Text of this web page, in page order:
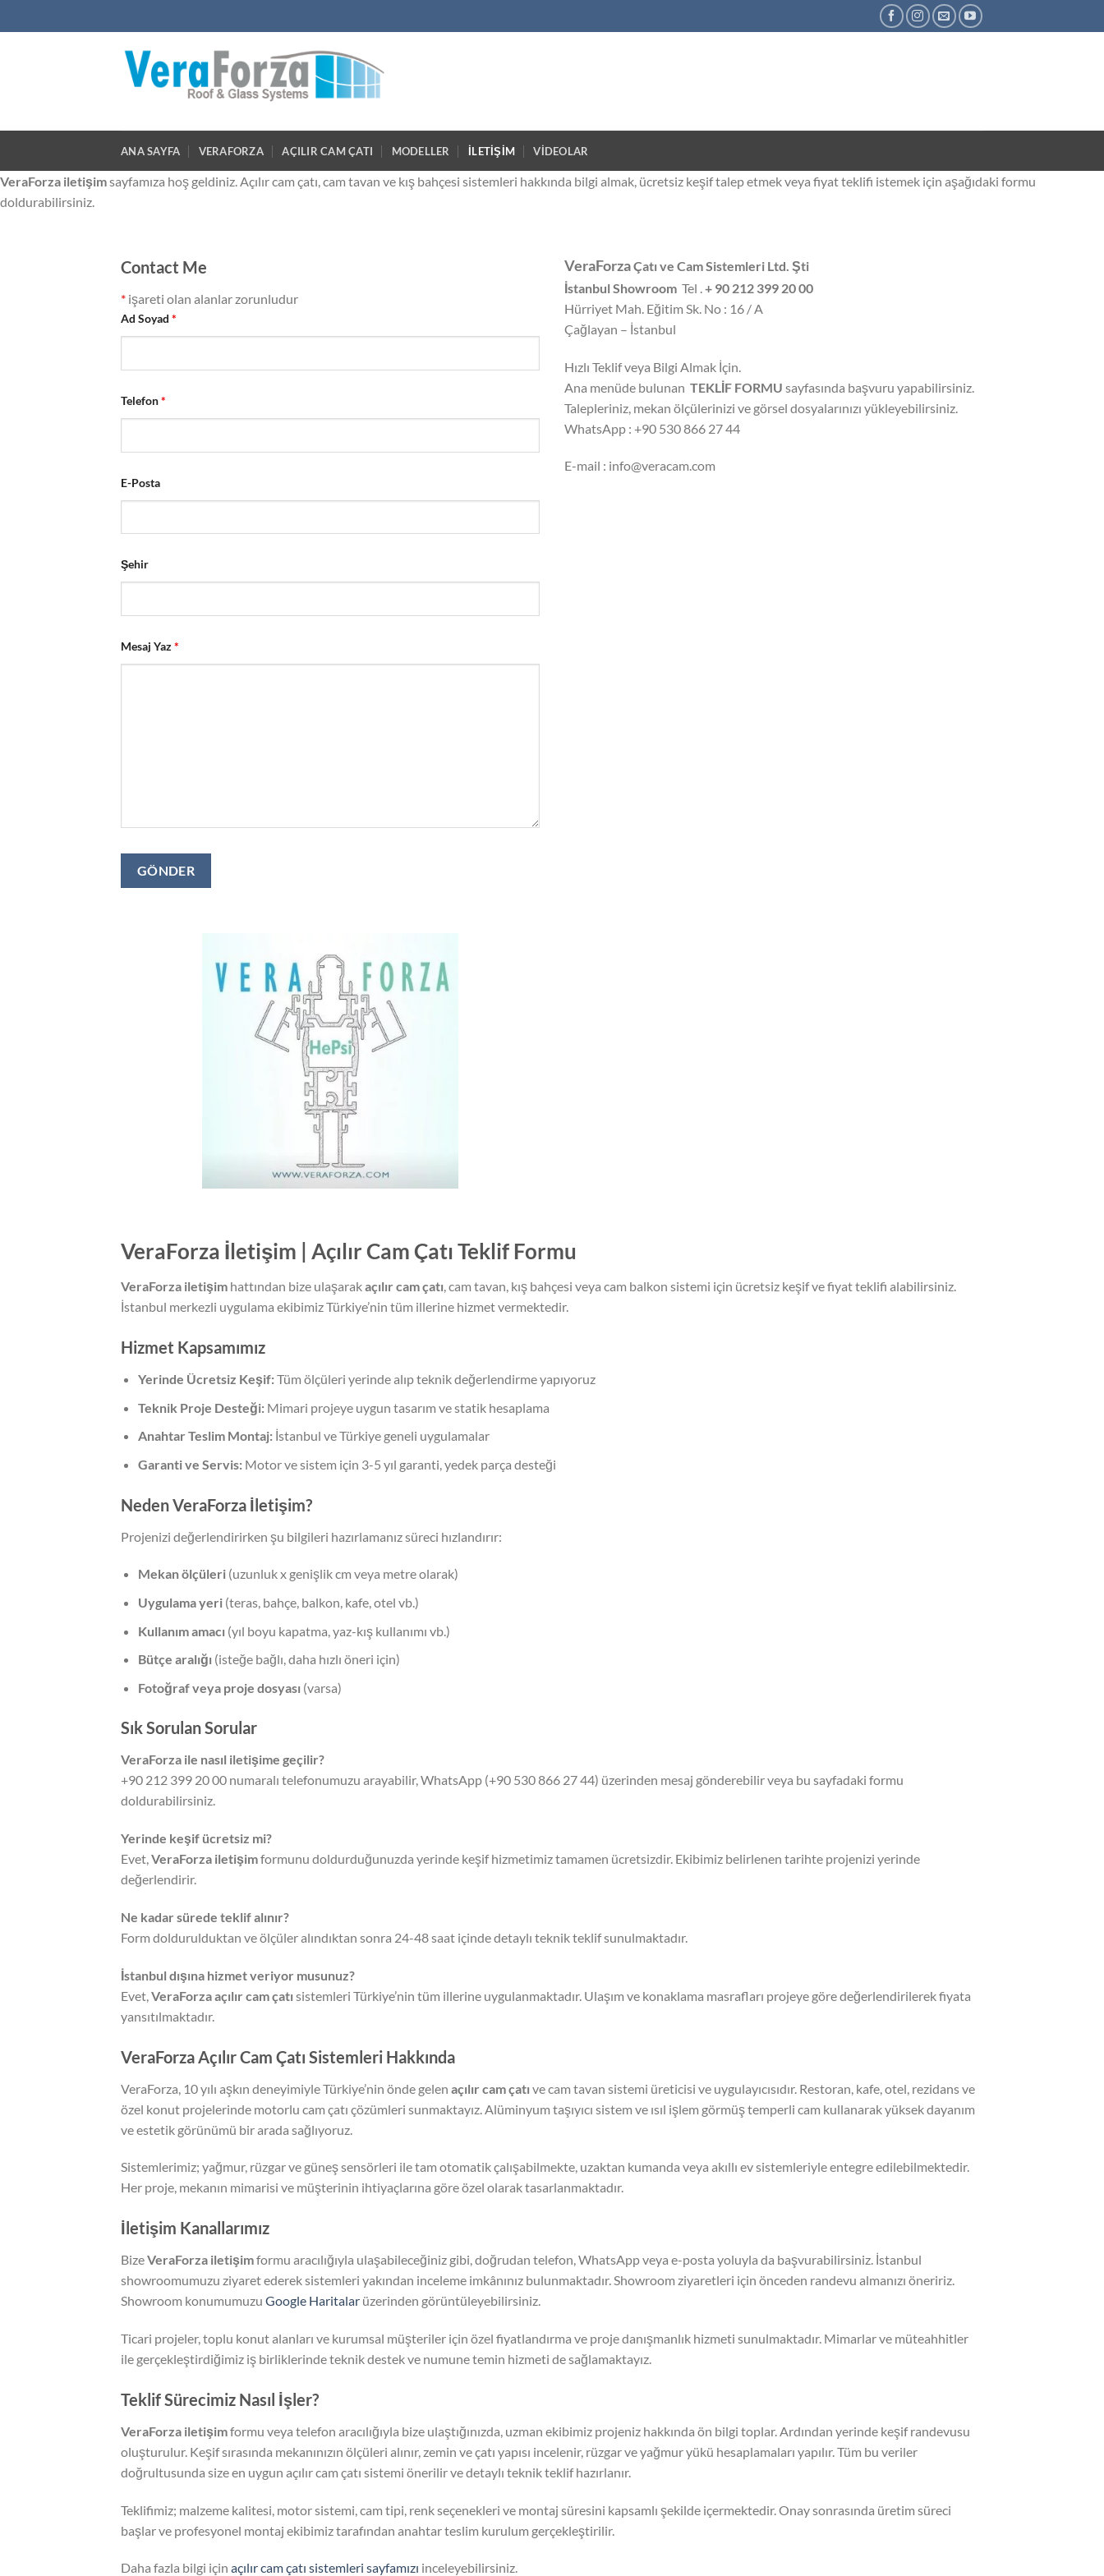
to
ANA SAYFA VERAFORZA AÇILIR CAM ÇATI MODELLER İLETİŞİM VİDEOLAR
VeraForza iletişimsayfamıza hoş geldiniz. Açılır cam çatı, cam tavan ve kış bahçesi sistemleri hakkında bilgi almak, ücretsiz keşif talep etmek veya fiyat teklifi istemek için aşağıdaki formu
doldurabilirsiniz.
Contact Me
* işareti olan alanlar zorunludur
Ad Soyad *
Telefon*
E-Posta
Şehir
Mesaj Yaz*
VeraForzaÇatı ve Cam Sistemleri Ltd. Şti
İstanbul Showroom Tel . + 90 212 399 20 00
Hürriyet Mah. Eğitim Sk. No : 16 / A
Çağlayan – İstanbul
Hızlı Teklif veya Bilgi Almak İçin.
Ana menüde bulunan TEKLİF FORMU sayfasında başvuru yapabilirsiniz.
Talepleriniz, mekan ölçülerinizi ve görsel dosyalarınızı yükleyebilirsiniz.
WhatsApp : +90 530 866 27 44
E-mail : info@veracam.com
VeraForza İletişim | Açılır Cam Çatı Teklif Formu
VeraForza iletişim hattından bize ulaşarakaçılır cam çatı, cam tavan, kış bahçesi veya cam balkon sistemi için ücretsiz keşif ve fiyat teklifi alabilirsiniz.
İstanbul merkezli uygulama ekibimiz Türkiye’nin tüm illerine hizmet vermektedir.
Hizmet Kapsamımız
Yerinde Ücretsiz Keşif:Tüm ölçüleri yerinde alıp teknik değerlendirme yapıyoruz
Teknik Proje Desteği:Mimari projeye uygun tasarım ve statik hesaplama
Anahtar Teslim Montaj:İstanbul ve Türkiye geneli uygulamalar
Garanti ve Servis:Motor ve sistem için 3-5 yıl garanti, yedek parça desteği
Neden VeraForza İletişim?
Projenizi değerlendirirken şu bilgileri hazırlamanız süreci hızlandırır:
Mekan ölçüleri(uzunluk x genişlik cm veya metre olarak)
Uygulama yeri(teras, bahçe, balkon, kafe, otel vb.)
Kullanım amacı (yıl boyu kapatma, yaz-kış kullanımı vb.)
Bütçe aralığı (isteğe bağlı, daha hızlı öneri için)
Fotoğraf veya proje dosyası (varsa)
Sık Sorulan Sorular
VeraForza ile nasıl iletişime geçilir?
+90 212 399 20 00 numaralı telefonumuzu arayabilir, WhatsApp (+90 530 866 27 44) üzerinden mesaj gönderebilir veya bu sayfadaki formu
doldurabilirsiniz.
Yerinde keşif ücretsiz mi?
Evet,VeraForza iletişimformunu doldurduğunuzda yerinde keşif hizmetimiz tamamen ücretsizdir. Ekibimiz belirlenen tarihte projenizi yerinde
değerlendirir.
Ne kadar sürede teklif alınır?
Form doldurulduktan ve ölçüler alındıktan sonra 24-48 saat içinde detaylı teknik teklif sunulmaktadır.
İstanbul dışına hizmet veriyor musunuz?
Evet,VeraForza açılır cam çatı sistemleri Türkiye’nin tüm illerine uygulanmaktadır. Ulaşım ve konaklama masrafları projeye göre değerlendirilerek fiyata
yansıtılmaktadır.
VeraForza Açılır Cam Çatı Sistemleri Hakkında
VeraForza, 10 yılı aşkın deneyimiyle Türkiye’nin önde gelen açılır cam çatı ve cam tavan sistemi üreticisi ve uygulayıcısıdır. Restoran, kafe, otel, rezidans ve
özel konut projelerinde motorlu cam çatı çözümleri sunmaktayız. Alüminyum taşıyıcı sistem ve ısıl işlem görmüş temperli cam kullanarak yüksek dayanım
ve estetik görünümü bir arada sağlıyoruz.
Sistemlerimiz; yağmur, rüzgar ve güneş sensörleri ile tam otomatik çalışabilmekte, uzaktan kumanda veya akıllı ev sistemleriyle entegre edilebilmektedir.
Her proje, mekanın mimarisi ve müşterinin ihtiyaçlarına göre özel olarak tasarlanmaktadır.
İletişim Kanallarımız
BizeVeraForza iletişimformu aracılığıyla ulaşabileceğiniz gibi, doğrudan telefon, WhatsApp veya e-posta yoluyla da başvurabilirsiniz. İstanbul
showroomumuzu ziyaret ederek sistemleri yakından inceleme imkânınız bulunmaktadır. Showroom ziyaretleri için önceden randevu almanızı öneririz.
Showroom konumumuzu Google Haritalar üzerinden görüntüleyebilirsiniz.
Ticari projeler, toplu konut alanları ve kurumsal müşteriler için özel fiyatlandırma ve proje danışmanlık hizmeti sunulmaktadır. Mimarlar ve müteahhitler
ile gerçekleştirdiğimiz iş birliklerinde teknik destek ve numune temin hizmeti de sağlamaktayız.
Teklif Sürecimiz Nasıl İşler?
VeraForza iletişimformu veya telefon aracılığıyla bize ulaştığınızda, uzman ekibimiz projeniz hakkında ön bilgi toplar. Ardından yerinde keşif randevusu
oluşturulur. Keşif sırasında mekanınızın ölçüleri alınır, zemin ve çatı yapısı incelenir, rüzgar ve yağmur yükü hesaplamaları yapılır. Tüm bu veriler
doğrultusunda size en uygun açılır cam çatı sistemi önerilir ve detaylı teknik teklif hazırlanır.
Teklifimiz; malzeme kalitesi, motor sistemi, cam tipi, renk seçenekleri ve montaj süresini kapsamlı şekilde içermektedir. Onay sonrasında üretim süreci
başlar ve profesyonel montaj ekibimiz tarafından anahtar teslim kurulum gerçekleştirilir.
Daha fazla bilgi için açılır cam çatı sistemleri sayfamızı inceleyebilirsiniz.